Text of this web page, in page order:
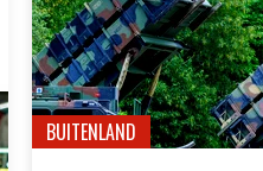
BUITENLAND